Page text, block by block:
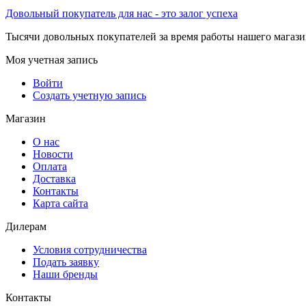
Довольный покупатель для нас - это залог успеха
Тысячи довольных покупателей за время работы нашего
Моя учетная запись
Войти
Создать учетную запись
Магазин
О нас
Новости
Оплата
Доставка
Контакты
Карта сайта
Дилерам
Условия сотрудничества
Подать заявку
Наши бренды
Контакты